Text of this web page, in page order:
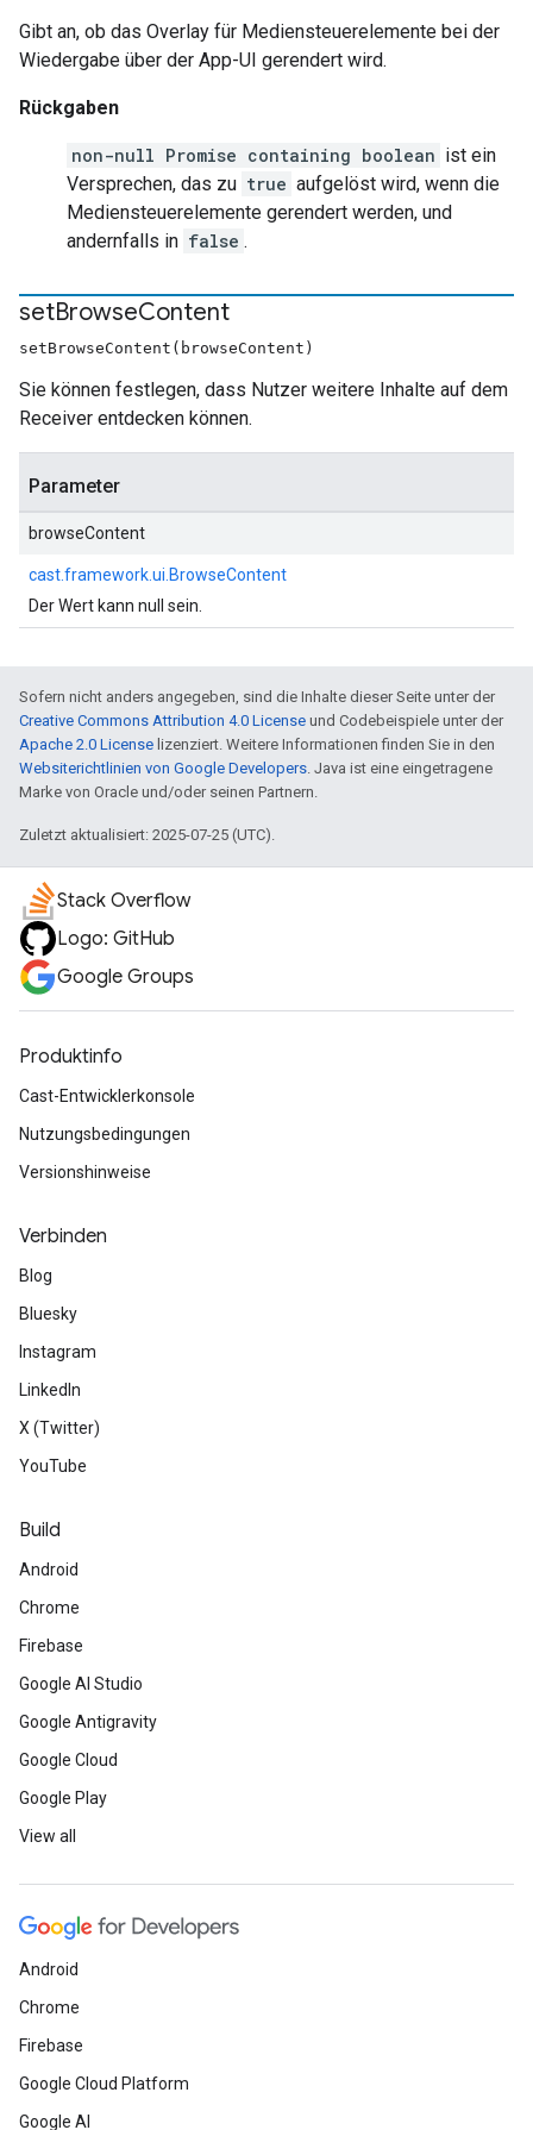
Gibt an, ob das Overlay für Mediensteuerelemente bei der
Wiedergabe über der App-UI gerendert wird.
Rückgaben
non-null Promise containing boolean ist ein
Versprechen, das zu true aufgelöst wird, wenn die
Mediensteuerelemente gerendert werden, und
andernfalls in false .
setBrowseContent
setBrowseContent(browseContent)
Sie können festlegen, dass Nutzer weitere Inhalte auf dem
Receiver entdecken können.
Parameter
browseContent
cast.framework.ui.BrowseContent
Der Wert kann null sein.
Sofern nicht anders angegeben, sind die Inhalte dieser Seite unter der
Creative Commons Attribution 4.0 License und Codebeispiele unter der
Apache 2.0 License lizenziert. Weitere Informationen finden Sie in den
Websiterichtlinien von Google Developers. Java ist eine eingetragene
Marke von Oracle und/oder seinen Partnern.
Zuletzt aktualisiert: 2025-07-25 (UTC).
Stack Overflow
Logo: GitHub
Google Groups
Produktinfo
Cast-Entwicklerkonsole
Nutzungsbedingungen
Versionshinweise
Verbinden
Blog
Bluesky
Instagram
LinkedIn
X (Twitter)
YouTube
Build
Android
Chrome
Firebase
Google AI Studio
Google Antigravity
Google Cloud
Google Play
View all
Android
Chrome
Firebase
Google Cloud Platform
Google AI